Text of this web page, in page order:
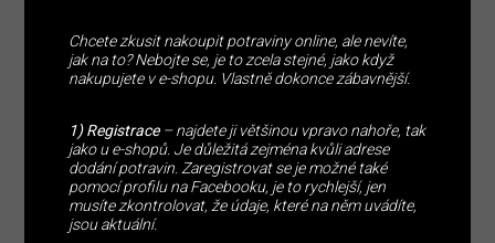
Chcete zkusit nakoupit potraviny online, ale nevíte,
jak na to? Nebojte se, je to zcela stejné, jako když
nakupujete v e-shopu. Vlastně dokonce zábavnější.
1) Registrace– najdete ji většinou vpravo nahoře, tak
jako u e-shopů. Je důležitá zejména kvůli adrese
dodání potravin. Zaregistrovat se je možné také
pomocí profilu na Facebooku, je to rychlejší, jen
musíte zkontrolovat, že údaje, které na něm uvádíte,
jsou aktuální.